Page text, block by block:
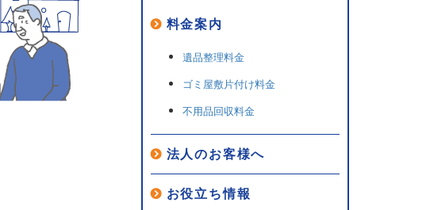
料金案内
遺品整理料金
ゴミ屋敷片付け料金
不用品回収料金
法人のお客様へ
お役立ち情報